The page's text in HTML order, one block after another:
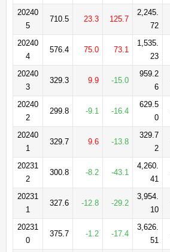
20240
5
710.5 23.3 125.7
2,245.
72
20240
4
576.4 75.0 73.1
1,535.
23
20240
3
329.3 9.9 -15.0
959.2
6
20240
2
299.8 -9.1 -16.4
629.5
0
20240
1
329.7 9.6 -13.8
329.7
2
20231
2
300.8 -8.2 -43.1
4,260.
41
20231
1
327.6 -12.8 -29.2
3,954.
10
20231
0
375.7 -1.2 -17.4
3,626.
51